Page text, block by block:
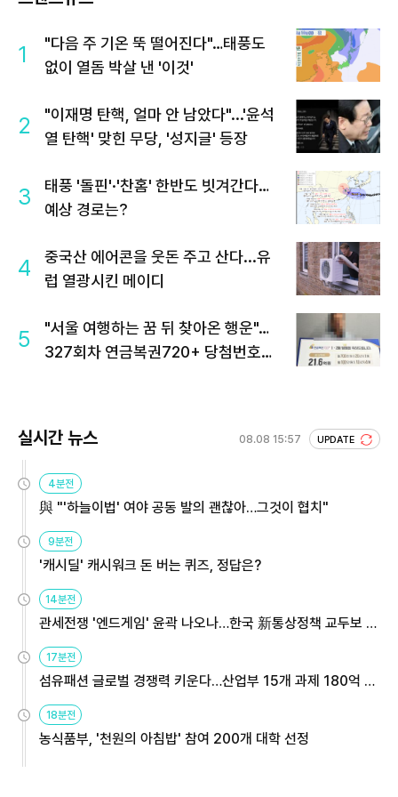
1
"다음 주 기온 뚝 떨어진다"…태풍도
없이 열돔 박살 낸 '이것'
2
"이재명 탄핵, 얼마 안 남았다"...'윤석
열 탄핵' 맞힌 무당, '성지글' 등장
3
태풍 '돌핀'·'찬홈' 한반도 빗겨간다…
예상 경로는?
4
중국산 에어콘을 웃돈 주고 산다...유
럽 열광시킨 메이디
5
"서울 여행하는 꿈 뒤 찾아온 행운"…
327회차 연금복권720+ 당첨번호조
실시간 뉴스 08.08 15:57 UPDATE
4분전
與 "'하늘이법' 여야 공동 발의 괜찮아…그것이 협치"
9분전
'캐시딜' 캐시워크 돈 버는 퀴즈, 정답은?
14분전
관세전쟁 '엔드게임' 윤곽 나오나…한국 新통상정책 교두보 활
17분전
섬유패션 글로벌 경쟁력 키운다…산업부 15개 과제 180억 지
18분전
농식품부, '천원의 아침밥' 참여 200개 대학 선정